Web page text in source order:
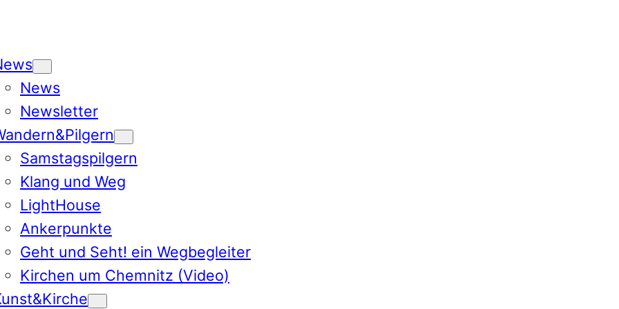
News
Newsletter
Samstagspilgern
Klang und Weg
LightHouse
Ankerpunkte
Geht und Seht! ein Wegbegleiter
Kirchen um Chemnitz (Video)